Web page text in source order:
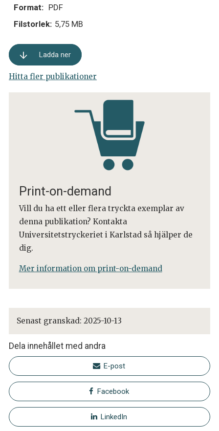
Format: PDF
Filstorlek: 5,75 MB
Ladda ner
Hitta fler publikationer
Print-on-demand
Vill du ha ett eller flera tryckta exemplar av
denna publikation? Kontakta
Universitetstryckeriet i Karlstad så hjälper de
dig.
Mer information om print-on-demand
Senast granskad: 2025-10-13
Dela innehållet med andra
E-post
Facebook
LinkedIn